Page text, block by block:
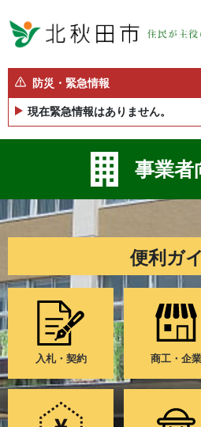
防災・緊急情報
現在緊急情報はありません。
事業者
便利ガ
入札・契約 商工・企業